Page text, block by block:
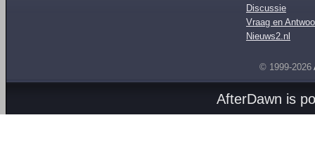
Discussie
Vraag en
Nieuws2.nl
© 1999-2026
AfterDawn is